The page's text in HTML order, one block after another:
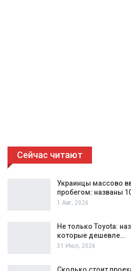
Сейчас читают
Украинцы массово
пробегом: названы
1 Авг, 2026
Не только Toyota:
которые дешевле…
31 Июл, 2026
Сколько стоит